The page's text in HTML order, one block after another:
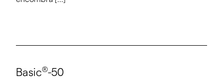
Basic®-50